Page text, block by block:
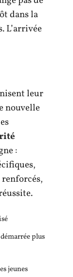
dans la
L’arrivée
leur
nouvelle
:
renforcés,
plus
jeunes